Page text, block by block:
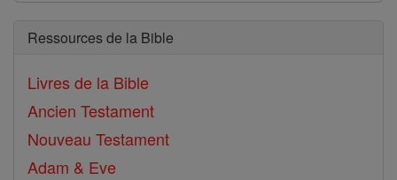
Ressources de la Bible
Livres de la Bible
Ancien Testament
Nouveau Testament
Adam & Eve